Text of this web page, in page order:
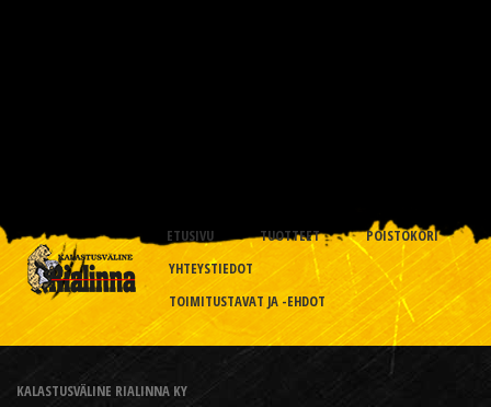
ETUSIVU TUOTTEET
POISTOKORI
YHTEYSTIEDOT
TOIMITUSTAVAT JA -EHDOT
KALASTUSVÄLINE RIALINNA KY